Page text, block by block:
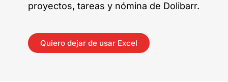
proyectos, tareas y nómina de Dolibarr.
Quiero dejar de usar Excel